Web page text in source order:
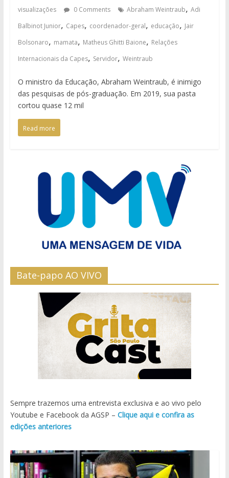
visualizações
0 Comments Abraham Weintraub, Adi
Balbinot Junior, Capes, coordenador-geral, educação, Jair
Bolsonaro, mamata, Matheus Ghitti Baione, Relações
Internacionais da Capes, Servidor, Weintraub
O ministro da Educação, Abraham Weintraub, é inimigo
das pesquisas de pós-graduação. Em 2019, sua pasta
cortou quase 12 mil
Read more
Bate-papo AO VIVO
Sempre trazemos uma entrevista exclusiva e ao vivo pelo
Youtube e Facebook da AGSP – Clique aqui e confira as
edições anteriores